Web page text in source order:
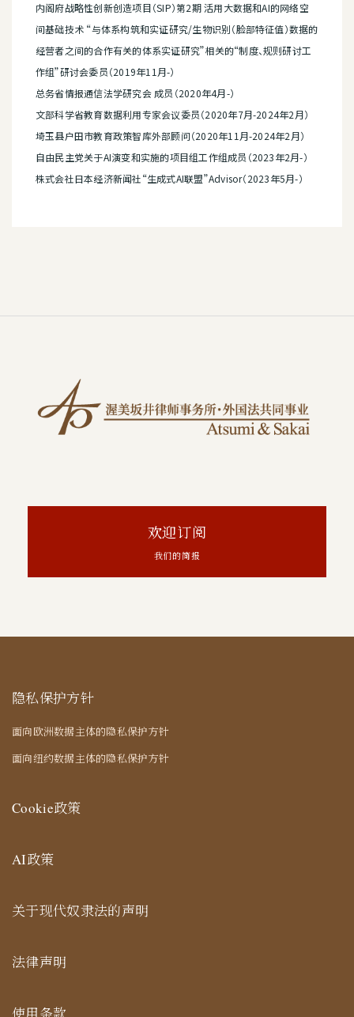
内阁府战略性创新创造项目（SIP）第2期 活用大数据和AI的网络空
间基础技术 “与体系构筑和实证研究/生物识别（脸部特征值）数据的
经营者之间的合作有关的体系实证研究”相关的“制度、规则研讨工
作组”研讨会委员（2019年11月-）
总务省情报通信法学研究会 成员（2020年4月-）
文部科学省教育数据利用专家会议委员（2020年7月-2024年2月）
埼玉县户田市教育政策智库外部顾问（2020年11月-2024年2月）
自由民主党关于AI演变和实施的项目组工作组成员（2023年2月-）
株式会社日本经济新闻社“生成式AI联盟”Advisor（2023年5月-）
欢迎订阅
我们的简报
隐私保护方针
面向欧洲数据主体的隐私保护方针
面向纽约数据主体的隐私保护方针
Cookie政策
AI政策
关于现代奴隶法的声明
法律声明
使用条款